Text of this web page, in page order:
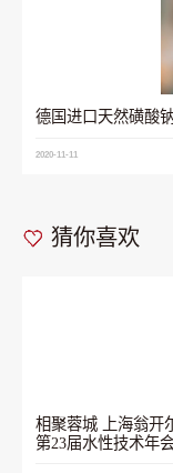
德国进口天然磺酸
2020-11-11
猜你喜欢
相聚蓉城 上海翁开
第23届水性技术年